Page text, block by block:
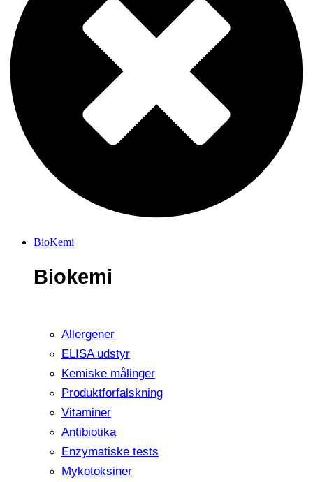
BioKemi
Biokemi
Allergener
ELISA udstyr
Kemiske målinger
Produktforfalskning
Vitaminer
Antibiotika
Enzymatiske tests
Mykotoksiner